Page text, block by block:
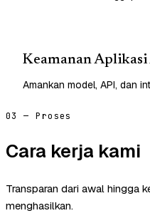
Keamanan Aplikasi
Amankan model, API, dan
03 — Proses
Cara kerja kami
Transparan dari awal hingga
menghasilkan.